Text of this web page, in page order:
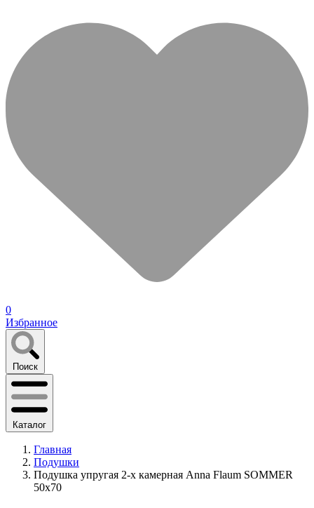
0
Избранное
Поиск
Каталог
Главная
Подушки
Подушка упругая 2-х камерная Anna Flaum SOMMER
50х70